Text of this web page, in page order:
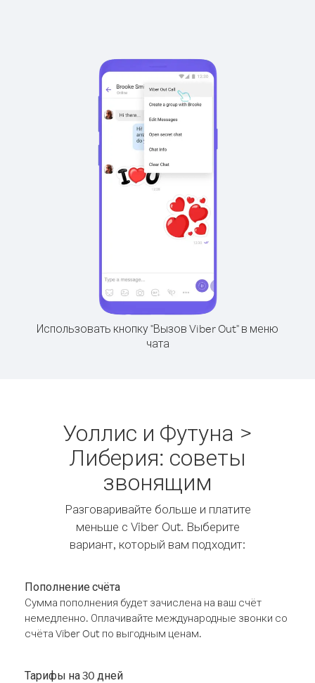
Использовать кнопку "Вызов Viber Out" в меню
чата
Уоллис и Футуна >
Либерия: советы
звонящим
Разговаривайте больше и платите
меньше с Viber Out. Выберите
вариант, который вам подходит:
Пополнение счёта
Сумма пополнения будет зачислена на ваш счёт
немедленно. Оплачивайте международные звонки со
счёта Viber Out по выгодным ценам.
Тарифы на 30 дней